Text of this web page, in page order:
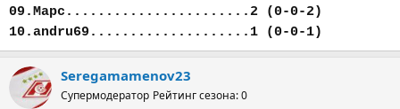
09.Марс.......................2 (0-0-2)
10.andru69....................1 (0-0-1)
Seregamamenov23
Супермодератор Рейтинг сезона: 0